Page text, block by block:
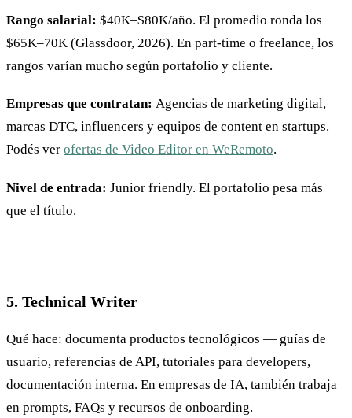
Rango salarial: $40K–$80K/año. El promedio ronda los
$65K–70K (Glassdoor, 2026). En part-time o freelance, los
rangos varían mucho según portafolio y cliente.
Empresas que contratan: Agencias de marketing digital,
marcas DTC, influencers y equipos de content en startups.
Podés ver ofertas de Video Editor en WeRemoto.
Nivel de entrada: Junior friendly. El portafolio pesa más
que el título.
5. Technical Writer
Qué hace: documenta productos tecnológicos — guías de
usuario, referencias de API, tutoriales para developers,
documentación interna. En empresas de IA, también trabaja
en prompts, FAQs y recursos de onboarding.